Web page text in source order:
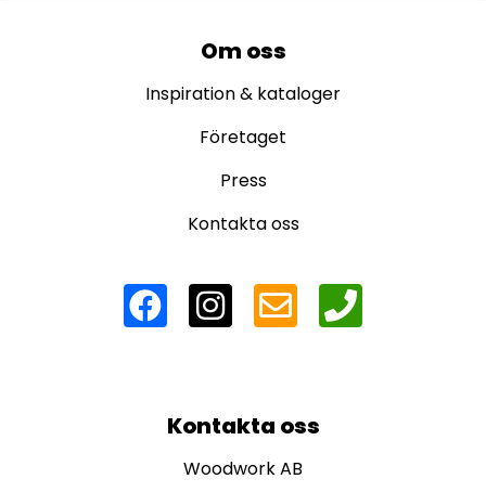
Om oss
Inspiration & kataloger
Företaget
Press
Kontakta oss
Kontakta oss
Woodwork AB